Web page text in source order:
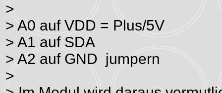
>
> A0 auf VDD = Plus/5V
> A1 auf SDA
> A2 auf GND jumpern
>